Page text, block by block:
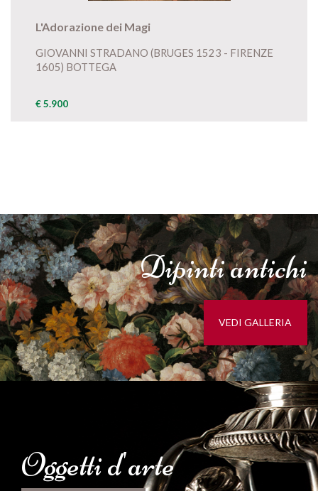
L'Adorazione dei Magi
GIOVANNI STRADANO (BRUGES 1523 - FIRENZE
1605) BOTTEGA
€ 5.900
Dipintiantichi
VEDI GALLERIA
Oggetti d'arte